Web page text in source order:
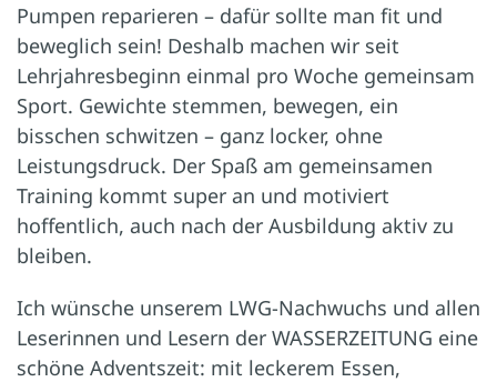
Pumpen reparieren – dafür sollte man fit und
beweglich sein! Deshalb machen wir seit
Lehrjahresbeginn einmal pro Woche gemeinsam
Sport. Gewichte stemmen, bewegen, ein
bisschen schwitzen – ganz locker, ohne
Leistungsdruck. Der Spaß am gemeinsamen
Training kommt super an und motiviert
hoffentlich, auch nach der Ausbildung aktiv zu
bleiben.
Ich wünsche unserem LWG-Nachwuchs und allen
Leserinnen und Lesern der WASSERZEITUNG eine
schöne Adventszeit: mit leckerem Essen,